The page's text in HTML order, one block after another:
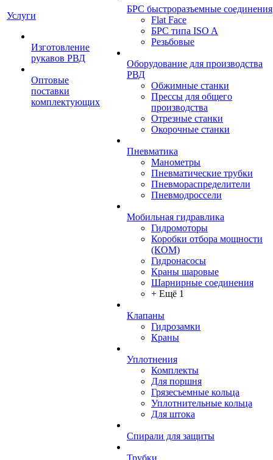
Услуги
Изготовление
рукавов РВД
Оптовые
поставки
комплектующих
БРС быстроразъемные соединения
Flat Face
БРС типа ISO A
Резьбовые
Оборудование для производства
РВД
Обжимные станки
Прессы для общего
производства
Отрезные станки
Окорочные станки
Пневматика
Манометры
Пневматические трубки
Пневмораспределители
Пневмодроссели
Мобильная гидравлика
Гидромоторы
Коробки отбора мощности
(КОМ)
Гидронасосы
Краны шаровые
Шарнирные соединения
+ Ещё 1
Клапаны
Гидрозамки
Краны
Уплотнения
Комплекты
Для поршня
Грязесъемные кольца
Уплотнительные кольца
Для штока
Спирали для защиты
Трубки